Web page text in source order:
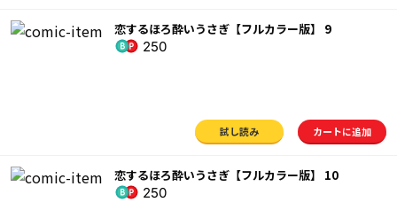
恋するほろ酔いうさぎ【フルカラー版】 9
250
試し読み カートに追加
恋するほろ酔いうさぎ【フルカラー版】 10
250